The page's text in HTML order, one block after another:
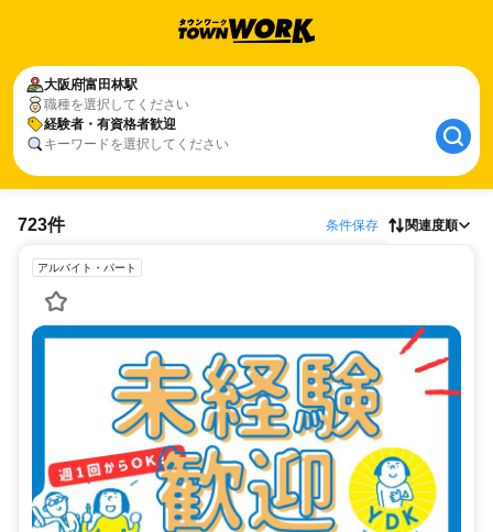
大阪府富田林駅
職種を選択してください
経験者・有資格者歓迎
キーワードを選択してください
723件 条件保存 関連度順
アルバイト・パート